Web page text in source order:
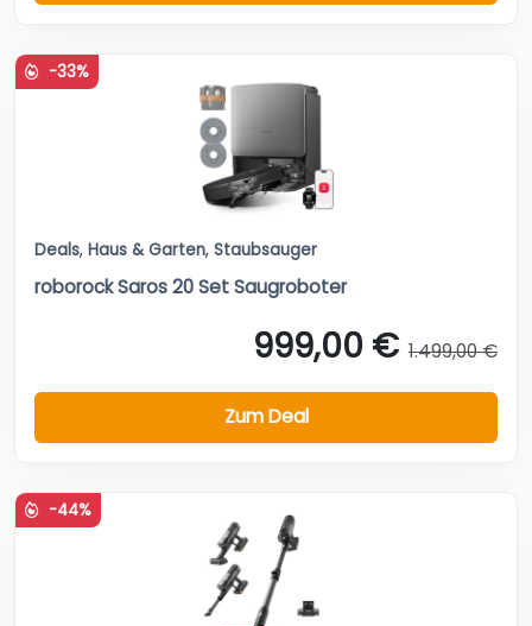
-33%
Deals, Haus & Garten, Staubsauger
roborock Saros 20 Set Saugroboter
999,00 € 1.499,00 €
Zum Deal
-44%